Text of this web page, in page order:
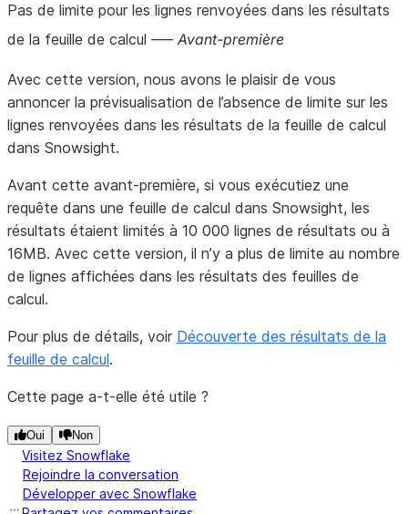
Pas de limite pour les lignes renvoyées dans les résultats
de la feuille de calcul –—Avant-première
Avec cette version, nous avons le plaisir de vous
annoncer la prévisualisation de l’absence de limite sur les
lignes renvoyées dans les résultats de la feuille de calcul
dans Snowsight.
Avant cette avant-première, si vous exécutiez une
requête dans une feuille de calcul dans Snowsight, les
résultats étaient limités à 10 000 lignes de résultats ou à
16MB. Avec cette version, il n’y a plus de limite au nombre
de lignes affichées dans les résultats des feuilles de
calcul.
Pour plus de détails, voir Découverte des résultats de la
feuille de calcul.
Cette page a-t-elle été utile ?
Oui Non
Visitez Snowflake
Rejoindre la conversation
Développer avec Snowflake